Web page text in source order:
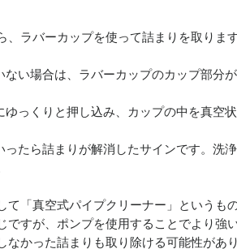
、ラバーカップを使って詰まりを取ります
ない場合は、ラバーカップのカップ部分
ゆっくりと押し込み、カップの中を真空
ったら詰まりが解消したサインです。洗
て「真空式パイプクリーナー」というも
ですが、ポンプを使用することでより強
なかった詰まりも取り除ける可能性があり